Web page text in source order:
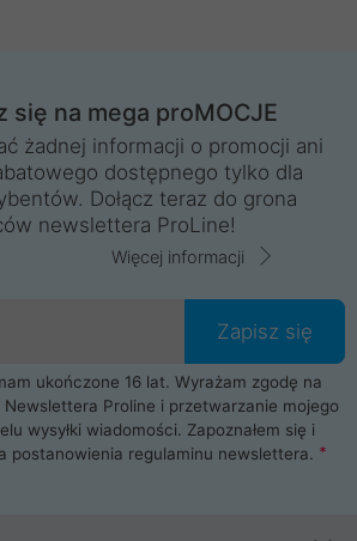
się na mega proMOCJE
żadnej informacji o promocji ani
dostępnego tylko dla
Dołącz teraz do grona
newslettera ProLine!
Więcej informacji
Zapisz się
ukończone 16 lat. Wyrażam zgodę na
Newslettera Proline i przetwarzanie mojego
wysyłki wiadomości. Zapoznałem się i
postanowienia regulaminu newslettera.